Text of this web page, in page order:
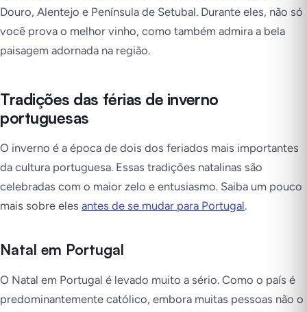
Douro, Alentejo e Península de Setubal. Durante eles, não só
você prova o melhor vinho, como também admira a bela
paisagem adornada na região.
Tradições das férias de inverno
portuguesas
O inverno é a época de dois dos feriados mais importantes
da cultura portuguesa. Essas tradições natalinas são
celebradas com o maior zelo e entusiasmo. Saiba um pouco
mais sobre eles antes de se mudar para Portugal.
Natal em Portugal
O Natal em Portugal é levado muito a sério. Como o país é
predominantemente católico, embora muitas pessoas não o